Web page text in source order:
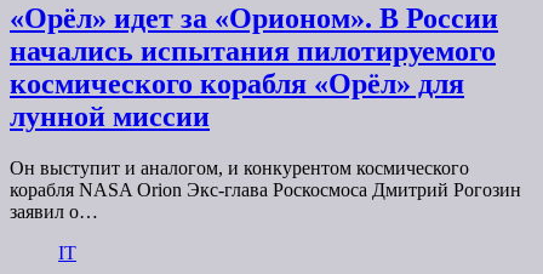
«Орёл» идет за «Орионом». В России
начались испытания пилотируемого
космического корабля «Орёл» для
лунной миссии
Он выступит и аналогом, и конкурентом космического
корабля NASA Orion Экс-глава Роскосмоса Дмитрий Рогозин
заявил о…
IT